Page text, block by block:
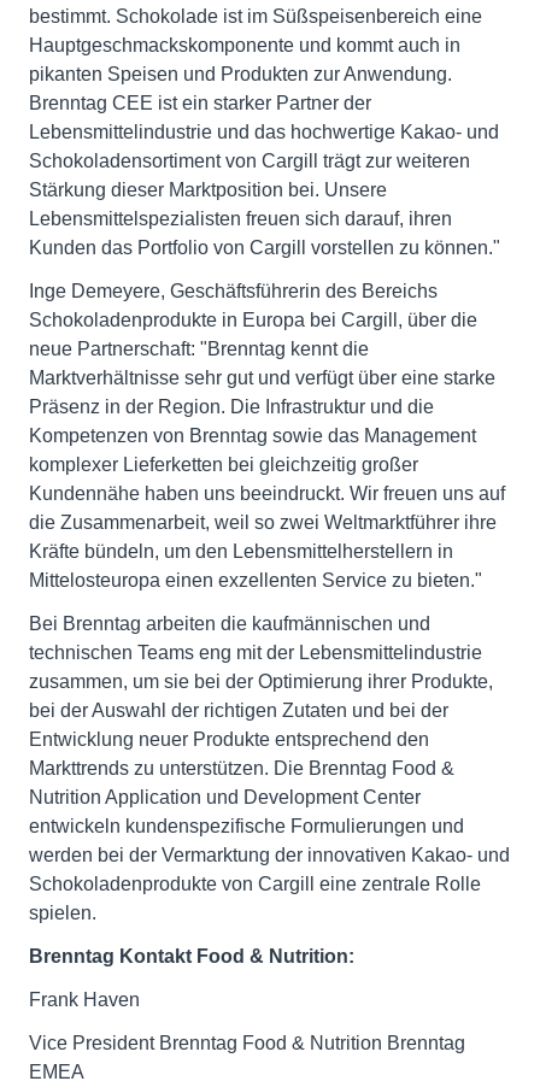
bestimmt. Schokolade ist im Süßspeisenbereich eine
Hauptgeschmackskomponente und kommt auch in
pikanten Speisen und Produkten zur Anwendung.
Brenntag CEE ist ein starker Partner der
Lebensmittelindustrie und das hochwertige Kakao- und
Schokoladensortiment von Cargill trägt zur weiteren
Stärkung dieser Marktposition bei. Unsere
Lebensmittelspezialisten freuen sich darauf, ihren
Kunden das Portfolio von Cargill vorstellen zu können."
Inge Demeyere, Geschäftsführerin des Bereichs
Schokoladenprodukte in Europa bei Cargill, über die
neue Partnerschaft: "Brenntag kennt die
Marktverhältnisse sehr gut und verfügt über eine starke
Präsenz in der Region. Die Infrastruktur und die
Kompetenzen von Brenntag sowie das Management
komplexer Lieferketten bei gleichzeitig großer
Kundennähe haben uns beeindruckt. Wir freuen uns auf
die Zusammenarbeit, weil so zwei Weltmarktführer ihre
Kräfte bündeln, um den Lebensmittelherstellern in
Mittelosteuropa einen exzellenten Service zu bieten."
Bei Brenntag arbeiten die kaufmännischen und
technischen Teams eng mit der Lebensmittelindustrie
zusammen, um sie bei der Optimierung ihrer Produkte,
bei der Auswahl der richtigen Zutaten und bei der
Entwicklung neuer Produkte entsprechend den
Markttrends zu unterstützen. Die Brenntag Food &
Nutrition Application und Development Center
entwickeln kundenspezifische Formulierungen und
werden bei der Vermarktung der innovativen Kakao- und
Schokoladenprodukte von Cargill eine zentrale Rolle
spielen.
Brenntag Kontakt Food & Nutrition:
Frank Haven
Vice President Brenntag Food & Nutrition Brenntag
EMEA